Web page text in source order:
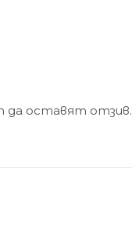
да оставят отзив.